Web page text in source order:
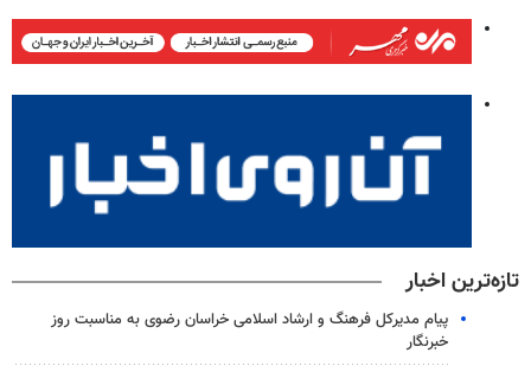
تازه‌ترین اخبار
پیام مدیرکل فرهنگ و ارشاد اسلامی خراسان رضوی به مناسبت روز
خبرنگار